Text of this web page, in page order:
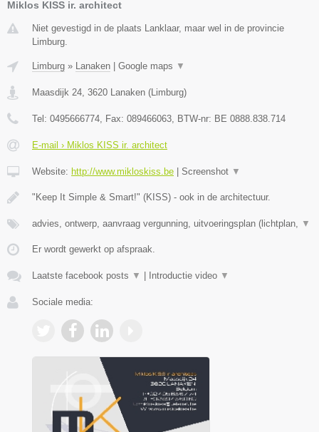
Miklos KISS ir. architect
Niet gevestigd in de plaats Lanklaar, maar wel in de provincie
Limburg.
Limburg » Lanaken Google maps ▼
Maasdijk 24, 3620 Lanaken (Limburg)
Tel: 0495666774, Fax: 089466063, BTW-nr: BE 0888.838.714
E-mail › Miklos KISS ir. architect
Website: http://www.mikloskiss.be Screenshot ▼
"Keep It Simple & Smart!" (KISS) - ook in de architectuur.
advies, ontwerp, aanvraag vergunning, uitvoeringsplan (lichtplan, ▼
Er wordt gewerkt op afspraak.
Laatste facebook posts ▼ Introductie video ▼
Sociale media: